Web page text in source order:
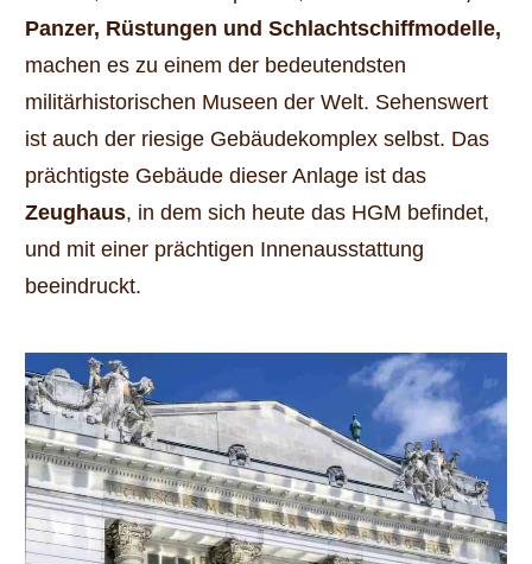
Panzer, Rüstungen und Schlachtschiffmodelle,
machen es zu einem der bedeutendsten
militärhistorischen Museen der Welt. Sehenswert
ist auch der riesige Gebäudekomplex selbst. Das
prächtigste Gebäude dieser Anlage ist das
Zeughaus, in dem sich heute das HGM befindet,
und mit einer prächtigen Innenausstattung
beeindruckt.